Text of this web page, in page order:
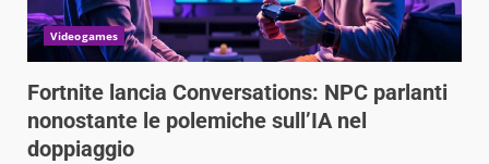
Videogames
Fortnite lancia Conversations: NPC parlanti
nonostante le polemiche sull’IA nel
doppiaggio